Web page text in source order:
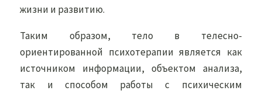
жизни и развитию.
Таким образом, тело в телесно-
ориентированной психотерапии является как
источником информации, объектом анализа,
так и способом работы с психическим